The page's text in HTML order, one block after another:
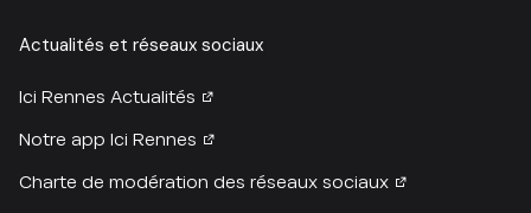
Actualités et réseaux sociaux
Ici Rennes Actualités
Notre app Ici Rennes
Charte de modération des réseaux sociaux